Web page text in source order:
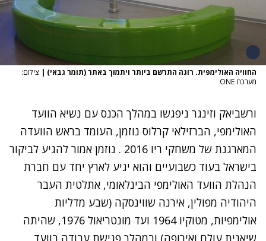
החוויה האולימפית. רוגה התרשם ביותר ויתמוך באתר (תומר גבאי) | צילום:
מערכת ONE
ורשביאק וזינגר ניפגשו במהלך הכנס עם נשיא הוועד
האולימפי, הברזילאי קרלוס נוזמן, העומד בראש הוועדה
המארגנת של משחקי ריו 2016 . נוזמן אמור להגיע לביקור
בישראל בעוד כשבועיים והוא יגיע לארץ יחד עם חברת
הנהלת הוועד האולימפי הבינלאומי, אתלטית העבר
היהודיה מפולין, אירנה שווינסקה (שבע מדליות
אולימפיות, מטוקיו 1964 ועד מונטריאול 1976, שהיתה
שיאנית עולם ואירופה) ובמהלך פגישת עבודה בוועד